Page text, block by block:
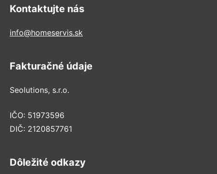
Kontaktujte nás
info@homeservis.sk
Fakturačné údaje
Seolutions, s.r.o.
IČO: 51973596
DIČ: 2120857761
Dôležité odkazy